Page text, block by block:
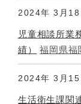
2024年 3月18
児童相談所業
績）
福岡県福
2024年 3月15
生活衛生課関